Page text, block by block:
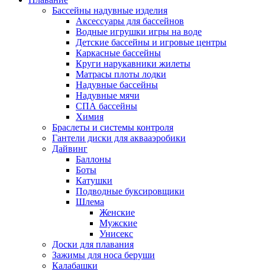
Бассейны надувные изделия
Аксессуары для бассейнов
Водные игрушки игры на воде
Детские бассейны и игровые центры
Каркасные бассейны
Круги нарукавники жилеты
Матрасы плоты лодки
Надувные бассейны
Надувные мячи
СПА бассейны
Химия
Браслеты и системы контроля
Гантели диски для аквааэробики
Дайвинг
Баллоны
Боты
Катушки
Подводные буксировщики
Шлема
Женские
Мужские
Унисекс
Доски для плавания
Зажимы для носа беруши
Калабашки